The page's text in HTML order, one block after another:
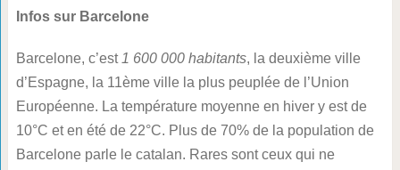
Infos sur Barcelone
Barcelone, c’est 1 600 000 habitants, la deuxième ville
d’Espagne, la 11ème ville la plus peuplée de l’Union
Européenne. La température moyenne en hiver y est de
10°C et en été de 22°C. Plus de 70% de la population de
Barcelone parle le catalan. Rares sont ceux qui ne